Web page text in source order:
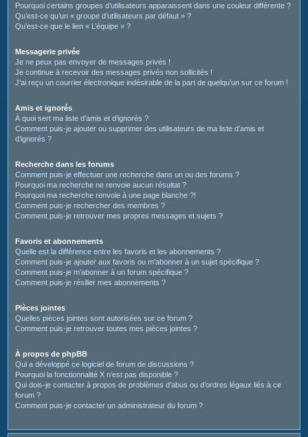
Pourquoi certains groupes d’utilisateurs apparaissent dans une couleur différente ?
Qu’est-ce qu’un « groupe d’utilisateurs par défaut » ?
Qu’est-ce que le lien « L’équipe » ?
Messagerie privée
Je ne peux pas envoyer de messages privés !
Je continue à recevoir des messages privés non sollicités !
J’ai reçu un courrier électronique indésirable de la part de quelqu’un sur ce forum !
Amis et ignorés
À quoi sert ma liste d’amis et d’ignorés ?
Comment puis-je ajouter ou supprimer des utilisateurs de ma liste d’amis et
d’ignorés ?
Recherche dans les forums
Comment puis-je effectuer une recherche dans un ou des forums ?
Pourquoi ma recherche ne renvoie aucun résultat ?
Pourquoi ma recherche renvoie à une page blanche ?!
Comment puis-je rechercher des membres ?
Comment puis-je retrouver mes propres messages et sujets ?
Favoris et abonnements
Quelle est la différence entre les favoris et les abonnements ?
Comment puis-je ajouter aux favoris ou m’abonner à un sujet spécifique ?
Comment puis-je m’abonner à un forum spécifique ?
Comment puis-je résilier mes abonnements ?
Pièces jointes
Quelles pièces jointes sont autorisées sur ce forum ?
Comment puis-je retrouver toutes mes pièces jointes ?
À propos de phpBB
Qui a développé ce logiciel de forum de discussions ?
Pourquoi la fonctionnalité X n’est pas disponible ?
Qui dois-je contacter à propos de problèmes d’abus ou d’ordres légaux liés à ce
forum ?
Comment puis-je contacter un administrateur du forum ?